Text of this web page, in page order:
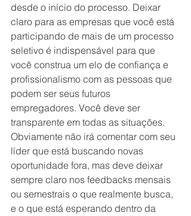
desde o início do processo. Deixar
claro para as empresas que você está
participando de mais de um processo
seletivo é indispensável para que
você construa um elo de confiança e
profissionalismo com as pessoas que
podem ser seus futuros
empregadores. Você deve ser
transparente em todas as situações.
Obviamente não irá comentar com seu
líder que está buscando novas
oportunidade fora, mas deve deixar
sempre claro nos feedbacks mensais
ou semestrais o que realmente busca,
e o que está esperando dentro da